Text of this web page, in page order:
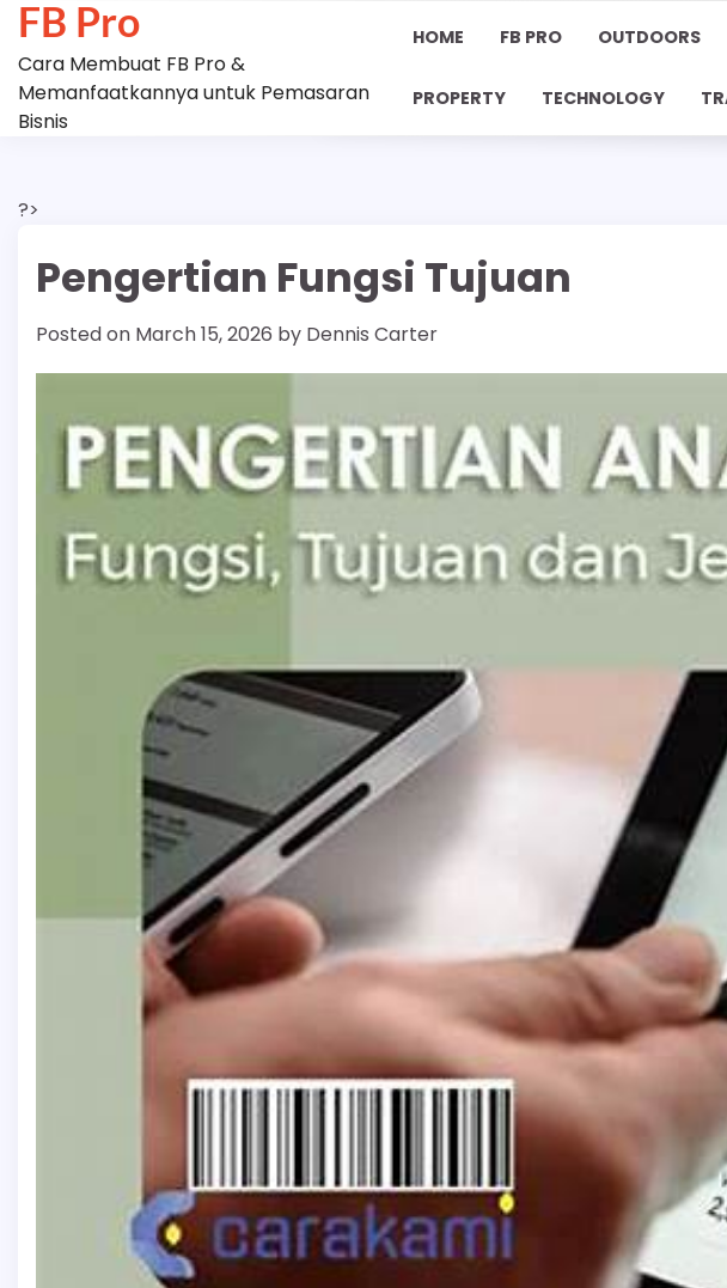
Skip
content
FB Pro
Cara Membuat FB Pro &
Memanfaatkannya untuk Pemasaran
Bisnis
HOME FB PRO OUTDOORS
PROPERTY TECHNOLOGY
?>
Pengertian Fungsi Tujuan
Posted on March 15, 2026 by Dennis Carter